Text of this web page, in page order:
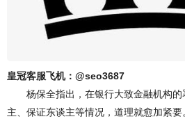
皇冠客服飞机：@seo3687
杨保全指出，在银行大致金融机构的
主、保证东谈主等情况，道理就愈加紧